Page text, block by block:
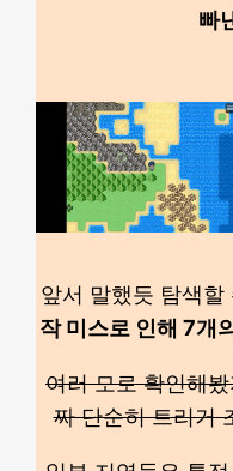
빠
앞서 말했듯 탐색
작 미스로 인해 7개
여러 모로 확인해
짜 단순히 트리거